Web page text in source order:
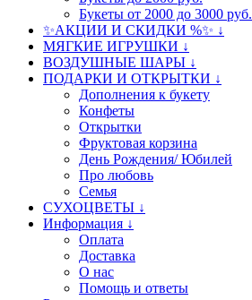
Букеты от 2000 до 3000 руб.
✨АКЦИИ И СКИДКИ %✨ ↓
МЯГКИЕ ИГРУШКИ ↓
ВОЗДУШНЫЕ ШАРЫ ↓
ПОДАРКИ И ОТКРЫТКИ ↓
Дополнения к букету
Конфеты
Открытки
Фруктовая корзина
День Рождения/ Юбилей
Про любовь
Семья
СУХОЦВЕТЫ ↓
Информация ↓
Оплата
Доставка
О нас
Помощь и ответы